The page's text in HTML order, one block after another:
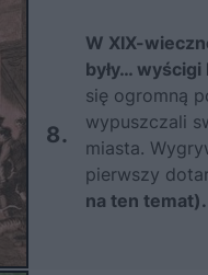
8.
W XIX-
były…
się ogromną
wypuszczali
miasta.
pierwszy
na ten temat).